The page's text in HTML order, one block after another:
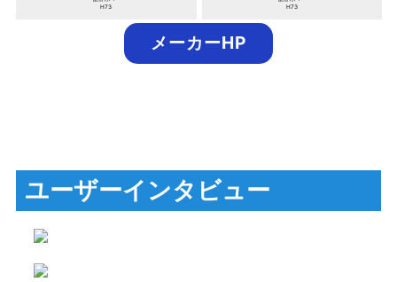
H73
H73
メーカーHP
ユーザーインタビュー